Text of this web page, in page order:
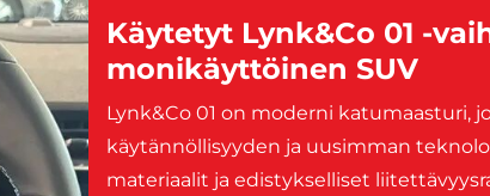
Käytetyt Lynk&Co 01 -
monikäyttöinen SUV
Lynk&Co 01 on moderni katumaasturi,
käytännöllisyyden ja uusimman
materiaalit ja edistykselliset